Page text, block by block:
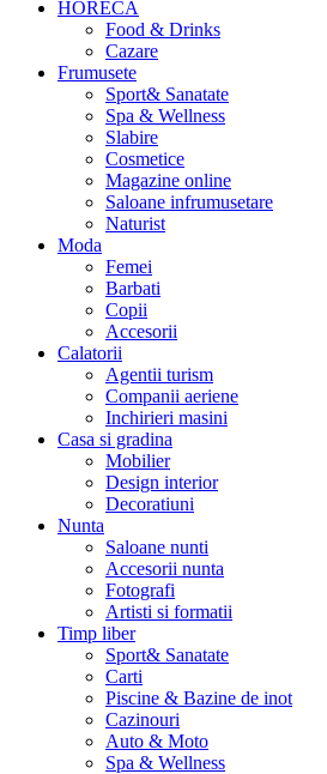
HORECA
Food & Drinks
Cazare
Frumusete
Sport& Sanatate
Spa & Wellness
Slabire
Cosmetice
Magazine online
Saloane infrumusetare
Naturist
Moda
Femei
Barbati
Copii
Accesorii
Calatorii
Agentii turism
Companii aeriene
Inchirieri masini
Casa si gradina
Mobilier
Design interior
Decoratiuni
Nunta
Saloane nunti
Accesorii nunta
Fotografi
Artisti si formatii
Timp liber
Sport& Sanatate
Carti
Piscine & Bazine de inot
Cazinouri
Auto & Moto
Spa & Wellness